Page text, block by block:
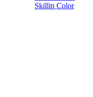
Skillin Color